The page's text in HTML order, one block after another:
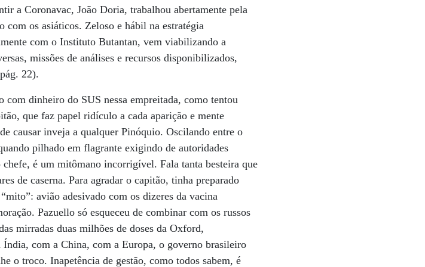
a Coronavac, João Doria, trabalhou abertamente pela
com os asiáticos. Zeloso e hábil na estratégia
com o Instituto Butantan, vem viabilizando a
missões de análises e recursos disponibilizados,
22).
com dinheiro do SUS nessa empreitada, como tentou
que faz papel ridículo a cada aparição e mente
causar inveja a qualquer Pinóquio. Oscilando entre o
pilhado em flagrante exigindo de autoridades
é um mitômano incorrigível. Fala tanta besteira que
de caserna. Para agradar o capitão, tinha preparado
avião adesivado com os dizeres da vacina
Pazuello só esqueceu de combinar com os russos
mirradas duas milhões de doses da Oxford,
com a China, com a Europa, o governo brasileiro
o troco. Inapetência de gestão, como todos sabem, é